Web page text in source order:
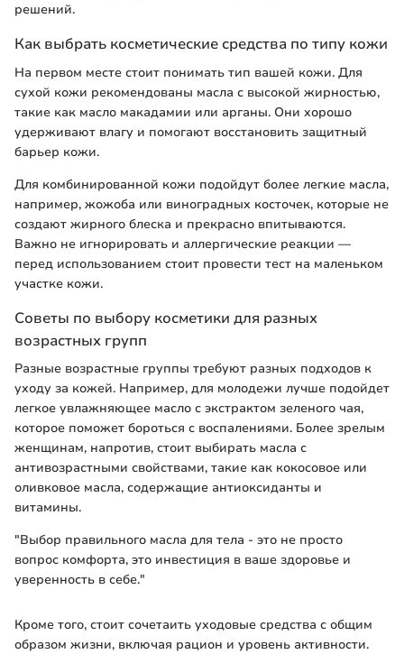
решений.
Как выбрать косметические средства по типу кожи
На первом месте стоит понимать тип вашей кожи. Для
сухой кожи рекомендованы масла с высокой жирностью,
такие как масло макадамии или арганы. Они хорошо
удерживают влагу и помогают восстановить защитный
барьер кожи.
Для комбинированной кожи подойдут более легкие масла,
например, жожоба или виноградных косточек, которые не
создают жирного блеска и прекрасно впитываются.
Важно не игнорировать и аллергические реакции —
перед использованием стоит провести тест на маленьком
участке кожи.
Советы по выбору косметики для разных
возрастных групп
Разные возрастные группы требуют разных подходов к
уходу за кожей. Например, для молодежи лучше подойдет
легкое увлажняющее масло с экстрактом зеленого чая,
которое поможет бороться с воспалениями. Более зрелым
женщинам, напротив, стоит выбирать масла с
антивозрастными свойствами, такие как кокосовое или
оливковое масла, содержащие антиоксиданты и
витамины.
"Выбор правильного масла для тела - это не просто
вопрос комфорта, это инвестиция в ваше здоровье и
уверенность в себе."
Кроме того, стоит сочетаить уходовые средства с общим
образом жизни, включая рацион и уровень активности.